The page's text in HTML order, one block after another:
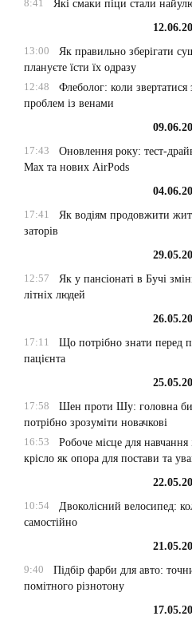
8:41
Які смаки піци стали
13:00
Як правильно зберігати
плануєте їсти їх одразу
12:48
Флеболог: коли звертатися
проблем із венами
17:43
Оновлення року: тест-
Max та нових AirPods
17:41
Як водіям продовжити
заторів
12:57
Як у пансіонаті в Бучі
літніх людей
17:11
Що потрібно знати перед
пацієнта
17:58
Шен проти Шу: головна
потрібно зрозуміти новачкові
16:53
Робоче місце для
крісло як опора для постави та
10:54
Двоколісний велосипед:
самостійно
9:40
Підбір фарби для авто:
помітного різнотону